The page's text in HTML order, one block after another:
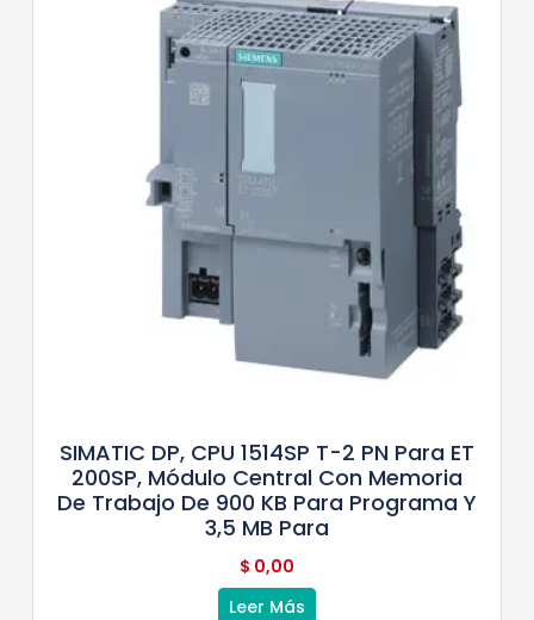
SIMATIC DP, CPU 1514SP T-2 PN Para ET
200SP, Módulo Central Con Memoria
De Trabajo De 900 KB Para Programa Y
3,5 MB Para
$ 0,00
Leer Más